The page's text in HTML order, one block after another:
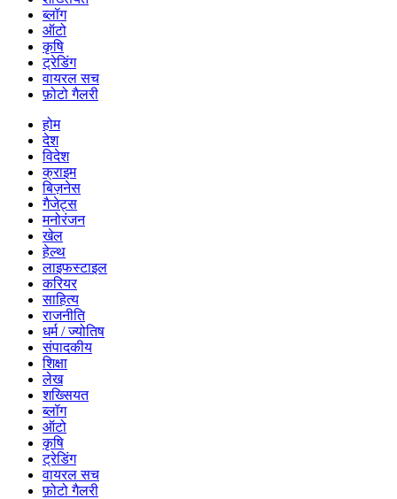
ब्लॉग
ऑटो
कृषि
ट्रेडिंग
वायरल सच
फ़ोटो गैलरी
होम
देश
विदेश
क्राइम
बिज़नेस
गैजेट्स
मनोरंजन
खेल
हेल्थ
लाइफस्टाइल
करियर
साहित्य
राजनीति
धर्म / ज्योतिष
संपादकीय
शिक्षा
लेख
शख्सियत
ब्लॉग
ऑटो
कृषि
ट्रेडिंग
वायरल सच
फ़ोटो गैलरी